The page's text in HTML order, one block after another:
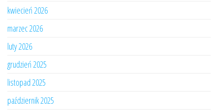
kwiecień 2026
marzec 2026
luty 2026
grudzień 2025
listopad 2025
październik 2025